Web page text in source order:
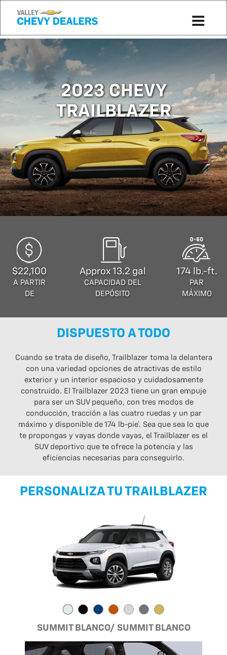
2023 CHEVY
TRAILBLAZER
$22,100
A PARTIR
DE
Approx 13.2 gal
CAPACIDAD DEL
DEPÓSITO
174 lb.-ft.
PAR
MÁXIMO
DISPUESTO A TODO
Cuando se trata de diseño, Trailblazer toma la delantera
con una variedad opciones de atractivas de estilo
exterior y un interior espacioso y cuidadosamente
construido. El Trailblazer 2023 tiene un gran empuje
para ser un SUV pequeño, con tres modos de
conducción, tracción a las cuatro ruedas y un par
máximo y disponible de 174 lb-pie†. Sea que sea lo que
te propongas y vayas donde vayas, el Trailblazer es el
SUV deportivo que te ofrece la potencia y las
eficiencias necesarias para conseguirlo.
PERSONALIZA TU TRAILBLAZER
SUMMIT BLANCO/ SUMMIT BLANCO